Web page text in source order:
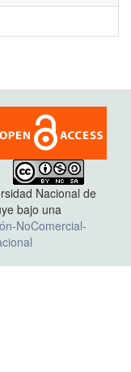
Nacional de
bajo una
NoComercial-